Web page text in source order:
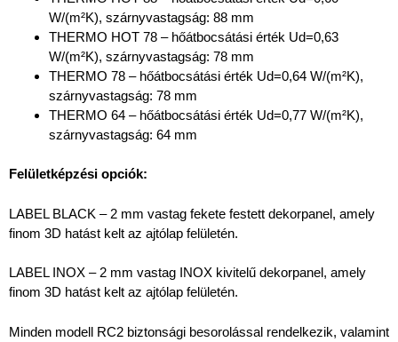
W/(m²K), szárnyvastagság: 88 mm
THERMO HOT 78 – hőátbocsátási érték Ud=0,63
W/(m²K), szárnyvastagság: 78 mm
THERMO 78 – hőátbocsátási érték Ud=0,64 W/(m²K),
szárnyvastagság: 78 mm
THERMO 64 – hőátbocsátási érték Ud=0,77 W/(m²K),
szárnyvastagság: 64 mm
Felületképzési opciók:
LABEL BLACK – 2 mm vastag fekete festett dekorpanel, amely
finom 3D hatást kelt az ajtólap felületén.
LABEL INOX – 2 mm vastag INOX kivitelű dekorpanel, amely
finom 3D hatást kelt az ajtólap felületén.
Minden modell RC2 biztonsági besorolással rendelkezik, valamint